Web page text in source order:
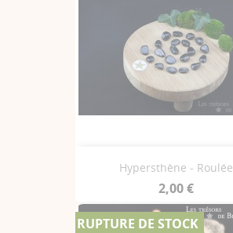
Hypersthène - Roulée
2,00 €
RUPTURE DE STOCK